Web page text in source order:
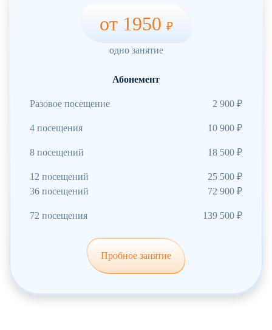
от 1950 ₽
одно занятие
Абонемент
Разовое посещение 2 900 ₽
4 посещения 10 900 ₽
8 посещений 18 500 ₽
12 посещений
25 500 ₽
36 посещений
72 900 ₽
72 посещения 139 500 ₽
Пробное занятие